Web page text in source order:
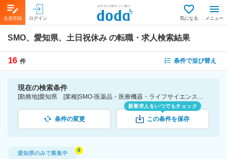
会員登録 ログイン 気になる メニュー
SMO、愛知県、土日祝休み の転職・求人検索結果
16 件 条件で並び替え
現在の検索条件
[勤務地]愛知県 [業種]SMO-医薬品・医療機器・ライフサイエンス・医療系サービス [詳細条件](休日・働き方)土日祝休み
条件の変更
新着求人をいつでもチェック
この条件を保存
愛知県のみで募集中